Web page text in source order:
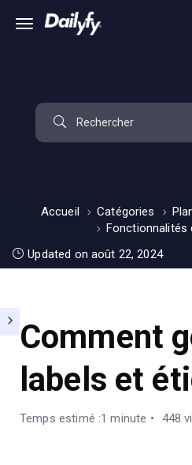
Accueil Catégories
Fonctionnalités
Updated on août 22, 2024
Comment
labels et
Temps estimé :1 minute 448